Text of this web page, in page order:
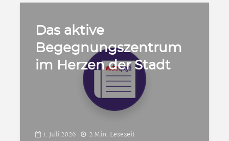
Das aktive
Begegnungszentrum
im Herzen der Stadt
1. Juli 2026 2 Min. Lesezeit